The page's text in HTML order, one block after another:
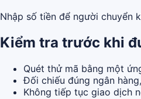
Nhập số tiền để người chuyển
Kiểm tra trước khi
Quét thử mã bằng một
Đối chiếu đúng ngân
Không tiếp tục giao dịch